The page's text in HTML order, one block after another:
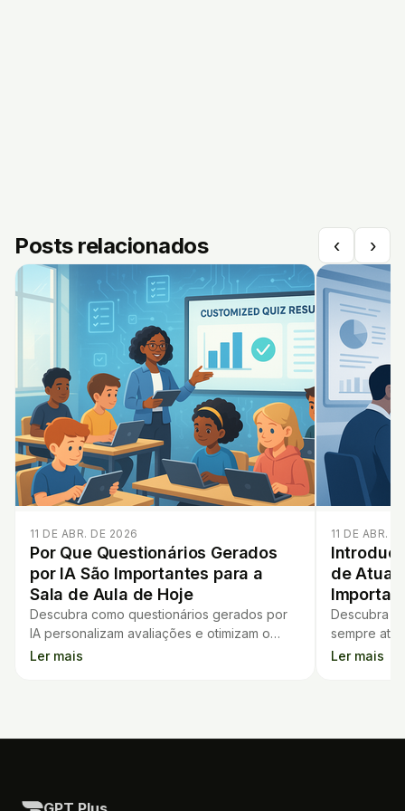
Posts relacionados ‹ ›
11 DE ABR. DE 2026
Por Que Questionários Gerados
por IA São Importantes para a
Sala de Aula de Hoje
Descubra como questionários gerados por
IA personalizam avaliações e otimizam o
ensino, tornando a sala de aula mais
Ler mais
11 DE ABR.
de
Descubra
sempre
quais
Ler mais